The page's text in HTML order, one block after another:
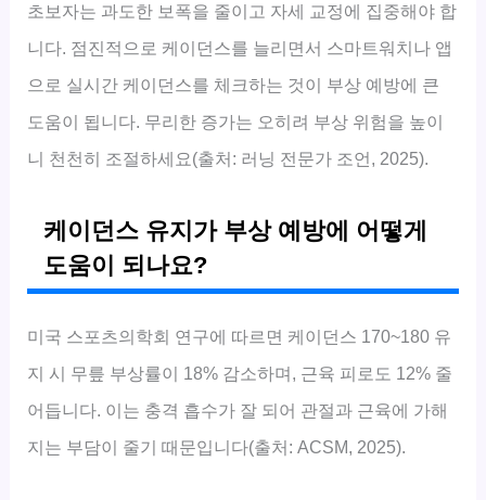
초보자는 과도한 보폭을 줄이고 자세 교정에 집중해야 합
니다. 점진적으로 케이던스를 늘리면서 스마트워치나 앱
으로 실시간 케이던스를 체크하는 것이 부상 예방에 큰
도움이 됩니다. 무리한 증가는 오히려 부상 위험을 높이
니 천천히 조절하세요(출처: 러닝 전문가 조언, 2025).
케이던스 유지가 부상 예방에 어떻게
도움이 되나요?
미국 스포츠의학회 연구에 따르면 케이던스 170~180 유
지 시 무릎 부상률이 18% 감소하며, 근육 피로도 12% 줄
어듭니다. 이는 충격 흡수가 잘 되어 관절과 근육에 가해
지는 부담이 줄기 때문입니다(출처: ACSM, 2025).